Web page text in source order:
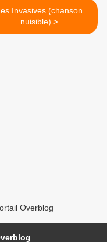
Invasives (chanson
nuisible) >
Overblog